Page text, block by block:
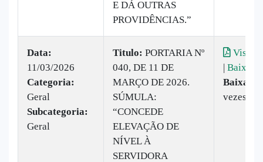
E DÁ OUTRAS
PROVIDÊNCIAS.”
Data:
11/03/2026
Categoria:
Geral
Subcategoria:
Geral
Titulo: PORTARIA Nº
040, DE 11 DE
MARÇO DE 2026.
SÚMULA:
“CONCEDE
ELEVAÇÃO DE
NÍVEL À
SERVIDORA
| Baixar
Baixado:
vezes